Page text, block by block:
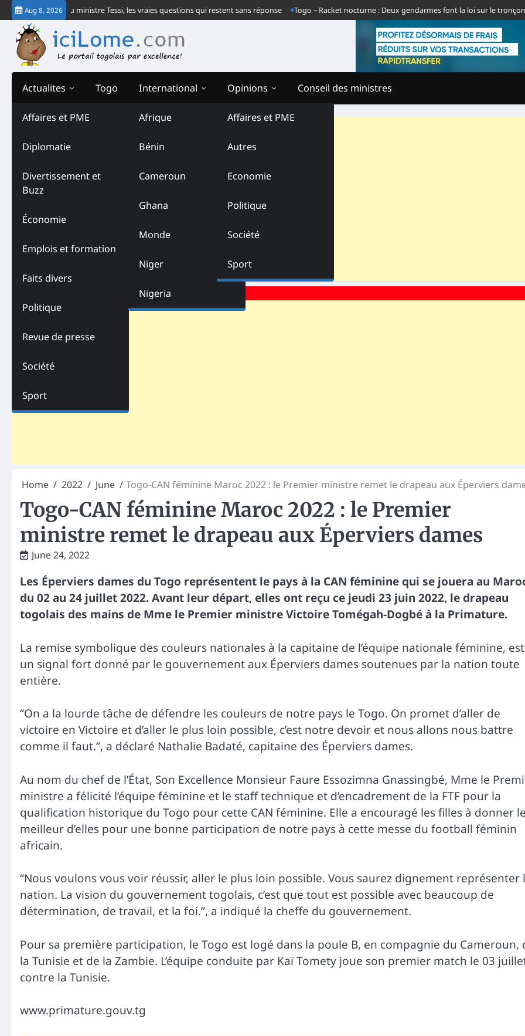
Skip
to
content
Aug 8, 2026
du ministre Tessi, les vraies questions qui restent sans réponse Togo – Racket nocturne : Deux gendarmes font la loi sur le tronçon
Actualites
Affaires et PME
Diplomatie
Divertissement et
Buzz
Économie
Emplois et formation
Faits divers
Politique
Revue de presse
Société
Sport
Togo International
Afrique
Bénin
Cameroun
Ghana
Monde
Niger
Nigeria
Opinions
Affaires et PME
Autres
Economie
Politique
Société
Sport
Conseil des ministres
Home 2022 June Togo-CAN féminine Maroc 2022 : le Premier ministre remet le drapeau aux Éperviers
Togo-CAN féminine Maroc 2022 : le Premier
ministre remet le drapeau aux Éperviers dames
June 24, 2022
Les Éperviers dames du Togo représentent le pays à la CAN féminine qui se jouera au
du 02 au 24 juillet 2022. Avant leur départ, elles ont reçu ce jeudi 23 juin 2022, le drapeau
togolais des mains de Mme le Premier ministre Victoire Tomégah-Dogbé à la Primature.
La remise symbolique des couleurs nationales à la capitaine de l’équipe nationale féminine, est
un signal fort donné par le gouvernement aux Éperviers dames soutenues par la nation toute
entière.
“On a la lourde tâche de défendre les couleurs de notre pays le Togo. On promet d’aller de
victoire en Victoire et d’aller le plus loin possible, c’est notre devoir et nous allons nous battre
comme il faut.”, a déclaré Nathalie Badaté, capitaine des Éperviers dames.
Au nom du chef de l’État, Son Excellence Monsieur Faure Essozimna Gnassingbé, Mme le
ministre a félicité l’équipe féminine et le staff technique et d’encadrement de la FTF pour la
qualification historique du Togo pour cette CAN féminine. Elle a encouragé les filles à donner
meilleur d’elles pour une bonne participation de notre pays à cette messe du football féminin
africain.
“Nous voulons vous voir réussir, aller le plus loin possible. Vous saurez dignement représenter
nation. La vision du gouvernement togolais, c’est que tout est possible avec beaucoup de
détermination, de travail, et la foi.”, a indiqué la cheffe du gouvernement.
Pour sa première participation, le Togo est logé dans la poule B, en compagnie du Cameroun,
la Tunisie et de la Zambie. L’équipe conduite par Kaï Tomety joue son premier match le 03
contre la Tunisie.
www.primature.gouv.tg